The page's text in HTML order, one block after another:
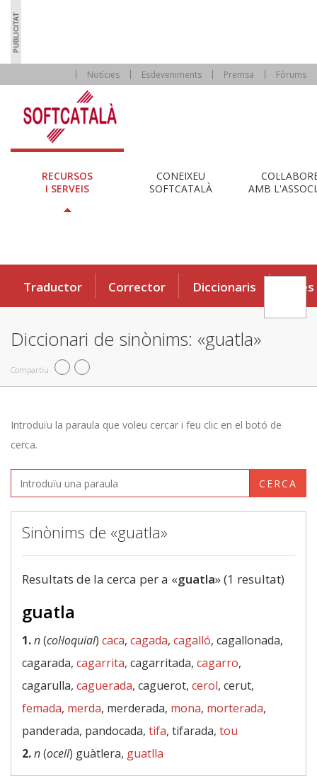
Notícies Esdeveniments Premsa Fòrums
RECURSOS
I SERVEIS
CONEIXEU
SOFTCATALÀ
AMB
Traductor Corrector Diccionaris Eines
Diccionari de sinònims: «guatla»
Compartiu
Introduïu la paraula que voleu cercar i feu clic en el botó de
cerca.
CERCA
Sinònims de «guatla»
Resultats de la cerca per a «guatla» (1 resultat)
guatla
1.n(col·loquial) caca, cagada, cagalló, cagallonada,
cagarada, cagarrita, cagarritada, cagarro,
cagarulla, caguerada, caguerot, cerol, cerut,
femada, merda, merderada, mona, morterada,
panderada, pandocada, tifa, tifarada, tou
2.n(ocell) guàtlera, guatlla